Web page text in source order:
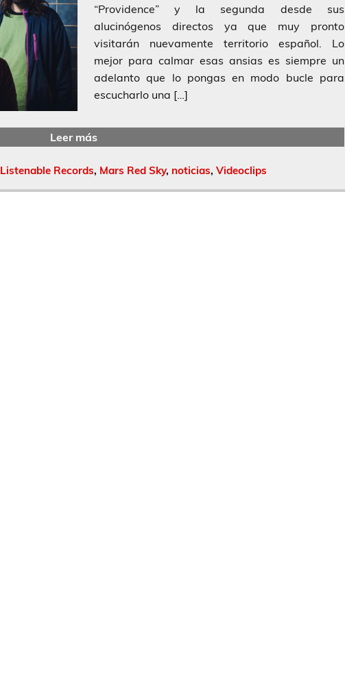
“Providence” y la segunda desde sus
alucinógenos directos ya que muy pronto
visitarán nuevamente territorio español. Lo
mejor para calmar esas ansias es siempre un
adelanto que lo pongas en modo bucle para
escucharlo una […]
Leer más
Listenable Records, Mars Red Sky, noticias, Videoclips